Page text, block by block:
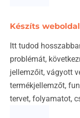
Készíts
Itt tudod
problémát,
jellemzőit, vágyott
termékjellemzőt,
tervet, folyamatot,